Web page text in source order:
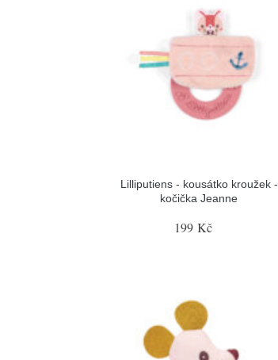
Lilliputiens - kousátko kroužek -
kočička Jeanne
199 Kč